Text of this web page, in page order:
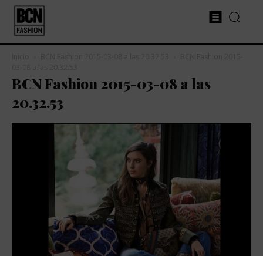
BCN Fashion 2015-03-08 a las
20.32.53